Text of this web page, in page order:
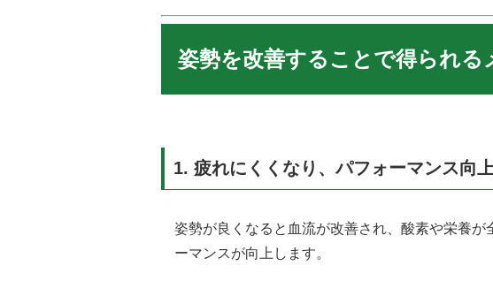
姿勢を改善することで得られる
1. 疲れにくくなり、パフォーマンス向
姿勢が良くなると血流が改善され、酸素や栄養
ーマンスが向上します。